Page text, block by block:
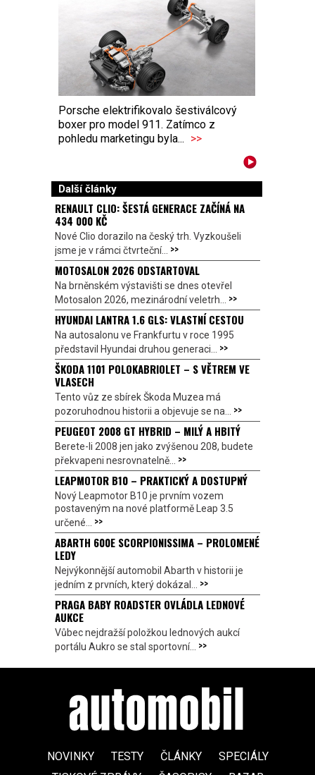
Porsche elektrifikovalo šestiválcový
boxer pro model 911. Zatímco z
pohledu marketingu byla... >>
Další články
RENAULT CLIO: ŠESTÁ GENERACE ZAČÍNÁ NA
434 000 KČ
Nové Clio dorazilo na český trh. Vyzkoušeli
jsme je v rámci čtvrteční... >>
MOTOSALON 2026 ODSTARTOVAL
Na brněnském výstavišti se dnes otevřel
Motosalon 2026, mezinárodní veletrh... >>
HYUNDAI LANTRA 1.6 GLS: VLASTNÍ CESTOU
Na autosalonu ve Frankfurtu v roce 1995
představil Hyundai druhou generaci... >>
ŠKODA 1101 POLOKABRIOLET – S VĚTREM VE
VLASECH
Tento vůz ze sbírek Škoda Muzea má
pozoruhodnou historii a objevuje se na... >>
PEUGEOT 2008 GT HYBRID – MILÝ A HBITÝ
Berete-li 2008 jen jako zvýšenou 208, budete
překvapeni nesrovnatelně... >>
LEAPMOTOR B10 – PRAKTICKÝ A DOSTUPNÝ
Nový Leapmotor B10 je prvním vozem
postaveným na nové platformě Leap 3.5
určené... >>
ABARTH 600E SCORPIONISSIMA – PROLOMENÉ
LEDY
Nejvýkonnější automobil Abarth v historii je
jedním z prvních, který dokázal... >>
PRAGA BABY ROADSTER OVLÁDLA LEDNOVÉ
AUKCE
Vůbec nejdražší položkou lednových aukcí
portálu Aukro se stal sportovní... >>
NOVINKY TESTY ČLÁNKY
SPECIÁLY